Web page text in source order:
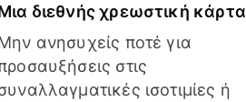
διεθνής χρεωστική κάρτα
ανησυχείς ποτέ για
στις
ισοτιμίες ή